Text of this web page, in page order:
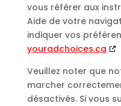
vous référer aux
Aide de votre
indiquer vos
youradchoices.ca
Veuillez noter que
marcher
désactivés. Si vous